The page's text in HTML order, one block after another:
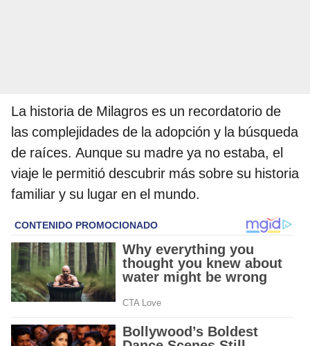
La historia de Milagros es un recordatorio de
las complejidades de la adopción y la búsqueda
de raíces. Aunque su madre ya no estaba, el
viaje le permitió descubrir más sobre su historia
familiar y su lugar en el mundo.